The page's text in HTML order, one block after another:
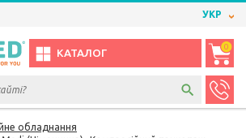
УКР
КАТАЛОГ
0
обладнання